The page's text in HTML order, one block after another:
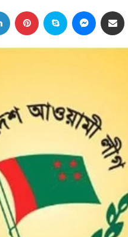
LinkedIn Pinterest Skype